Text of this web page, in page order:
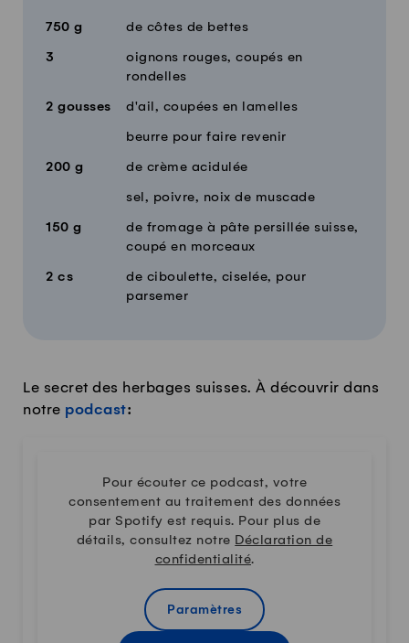
750 g de côtes de bettes
3
oignons rouges, coupés en
rondelles
2 gousses d'ail, coupées en lamelles
beurre pour faire revenir
200 g de crème acidulée
sel, poivre, noix de muscade
150 g
de fromage à pâte persillée suisse,
coupé en morceaux
2 cs
de ciboulette, ciselée, pour
parsemer
Le secret des herbages suisses. À découvrir dans
notre podcast:
Pour écouter ce podcast, votre
consentement au traitement des données
par Spotify est requis. Pour plus de
détails, consultez notre Déclaration de
confidentialité.
Paramètres